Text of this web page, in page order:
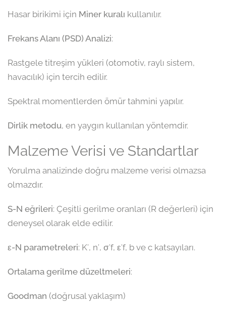
Hasar birikimi için Miner kuralı kullanılır.
Frekans Alanı (PSD) Analizi:
Rastgele titreşim yükleri (otomotiv, raylı sistem,
havacılık) için tercih edilir.
Spektral momentlerden ömür tahmini yapılır.
Dirlik metodu, en yaygın kullanılan yöntemdir.
Malzeme Verisi ve Standartlar
Yorulma analizinde doğru malzeme verisi olmazsa
olmazdır.
S-N eğrileri: Çeşitli gerilme oranları (R değerleri) için
deneysel olarak elde edilir.
ε-N parametreleri: K′, n′, σ′f, ε′f, b ve c katsayıları.
Ortalama gerilme düzeltmeleri:
Goodman (doğrusal yaklaşım)